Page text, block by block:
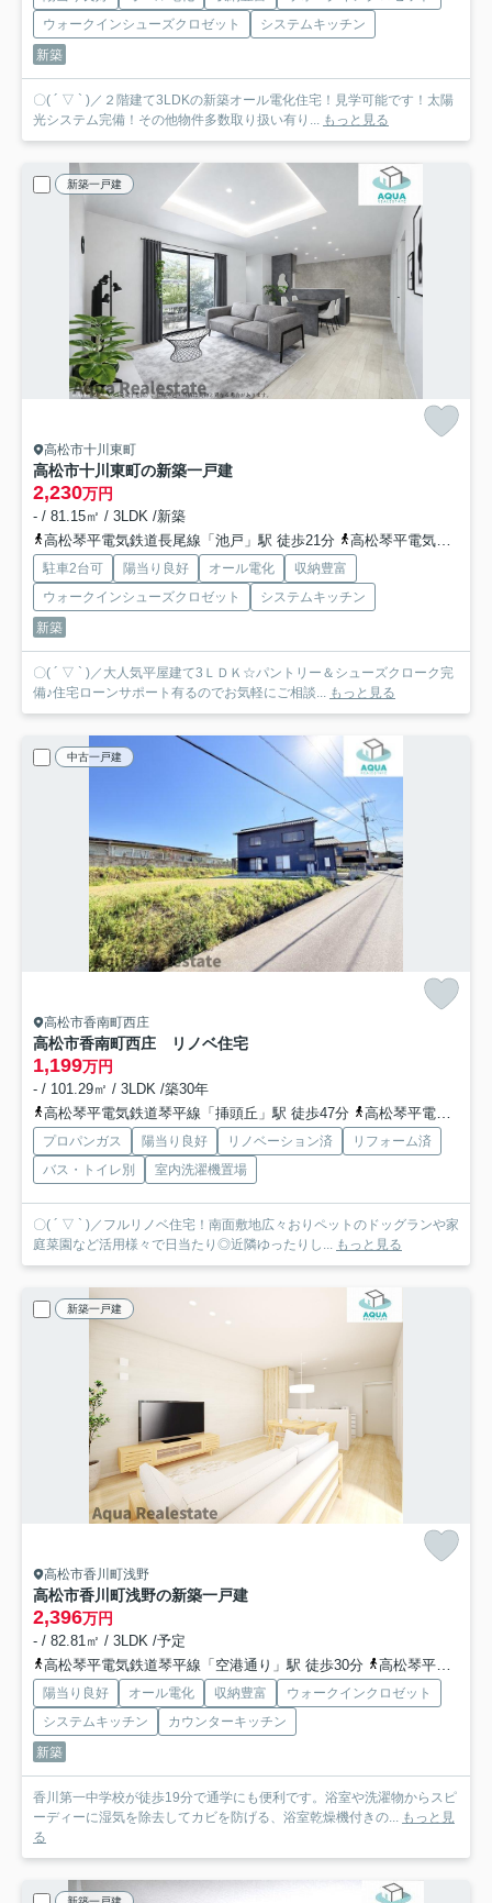
ウォークインシューズクロゼット
システムキッチン
新築
〇( ´ ▽ ` )／２階建て3LDKの新築オール電化住宅！見学可能です！太陽
光システム完備！その他物件多数取り扱い有り...
もっと見る
新築一戸建
高松市十川東町
高松市十川東町の新築一戸建
2,230万円
- / 81.15㎡ / 3LDK /新築
高松琴平電気鉄道長尾線「池戸」駅 徒歩21分
高松琴平電気鉄道長尾線「農学部前」駅 徒歩25分
駐車2台可 陽当り良好 オール電化
収納豊富
ウォークインシューズクロゼット
システムキッチン
新築
〇( ´ ▽ ` )／大人気平屋建て3ＬＤＫ☆パントリー＆シューズクローク完
備♪住宅ローンサポート有るのでお気軽にご相談...
もっと見る
中古一戸建
高松市香南町西庄
高松市香南町西庄 リノベ住宅
1,199万円
- / 101.29㎡ / 3LDK /築30年
高松琴平電気鉄道琴平線「挿頭丘」駅 徒歩47分
高松琴平電気鉄道琴平線「畑田」駅 徒歩49分
プロパンガス 陽当り良好 リノベーション済
リフォーム済
バス・トイレ別
室内洗濯機置場
〇( ´ ▽ ` )／フルリノベ住宅！南面敷地広々おりペットのドッグランや家
庭菜園など活用様々で日当たり◎近隣ゆったりし...
もっと見る
新築一戸建
高松市香川町浅野
高松市香川町浅野の新築一戸建
2,396万円
- / 82.81㎡ / 3LDK /予定
高松琴平電気鉄道琴平線「空港通り」駅 徒歩30分
高松琴平電気鉄道琴平線「仏生山」駅 徒歩31分
陽当り良好 オール電化 収納豊富
ウォークインクロゼット
システムキッチン
カウンターキッチン
新築
香川第一中学校が徒歩19分で通学にも便利です。浴室や洗濯物からスピ
ーディーに湿気を除去してカビを防げる、浴室乾燥機付きの...
もっと見
る